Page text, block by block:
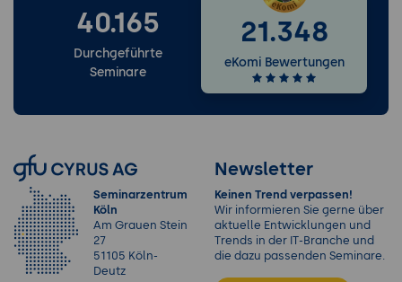
Beispielen und Atmosphären, die die
gewünschte Marken-Welt zeigt - als
Diskussions-Grundlage und Inspirations-
Anker.
Inspirations-Quellen: Pinterest (riesige
Bibliothek, mit Bedacht für gewerbliche
(Designer-Portfolios), Adobe Stock und
Strecke.
KI-Inspirations-Bilder mit Midjourney v7,
Adobe Firefly, Ideogram und Recraft:
Stimmungs-Bilder zum eigenen Marken-
40.165
Durchgeführte
Seminare
21.348
eKomi Bewertungen
Seminarzentrum
Köln
Am Grauen Stein
27
51105 Köln-
Deutz
Newsletter
Keinen Trend verpassen!
Wir informieren Sie gerne über
aktuelle Entwicklungen und
Trends in der IT-Branche und
die dazu passenden Seminare.